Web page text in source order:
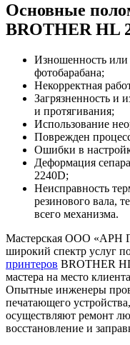
Основные
BROTHER HL
Изношенность или
фотобарабана;
Некорректная
Загрязненность и
и протягивания;
Использование
Поврежден
Ошибки в
Деформация
2240D;
Неисправность
резинового вала,
всего механизма.
Мастерская ООО «АРН
широкий спектр услуг
принтеров BROTHER
мастера на место
Опытные инженеры
печатающего
осуществляют ремонт
восстановление и